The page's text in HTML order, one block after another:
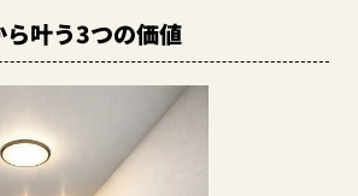
叶う3つの価値